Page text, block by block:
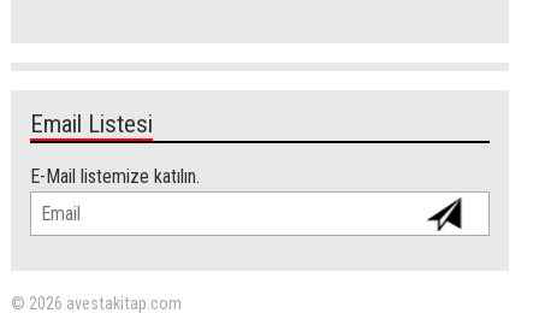
Email Listesi
E-Mail listemize katılın.
© 2026 avestakitap.com